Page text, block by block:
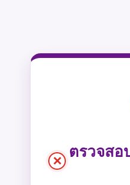
×
ตรวจส